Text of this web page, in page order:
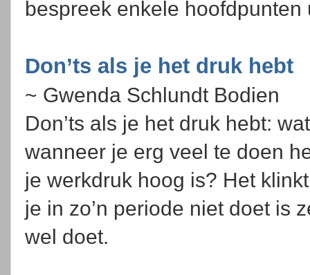
bespreek enkele
Don’ts als je het druk hebt
~ Gwenda Schlundt Bodien
Don’ts als je het druk hebt:
wanneer je erg veel te doen
je werkdruk hoog is? Het
je in zo’n periode niet doet is
wel doet.